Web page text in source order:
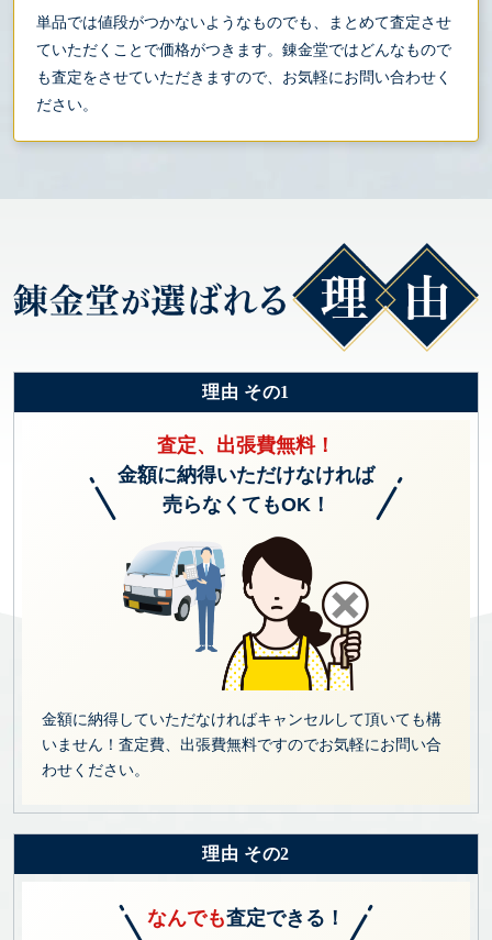
単品では値段がつかないようなものでも、まとめて査定させ
ていただくことで価格がつきます。錬金堂ではどんなもので
も査定をさせていただきますので、お気軽にお問い合わせく
ださい。
理由 その1
査定、出張費無料！
金額に納得いただけなければ
売らなくてもOK！
金額に納得していただなければキャンセルして頂いても構
いません！査定費、出張費無料ですのでお気軽にお問い合
わせください。
理由 その2
なんでも査定できる！